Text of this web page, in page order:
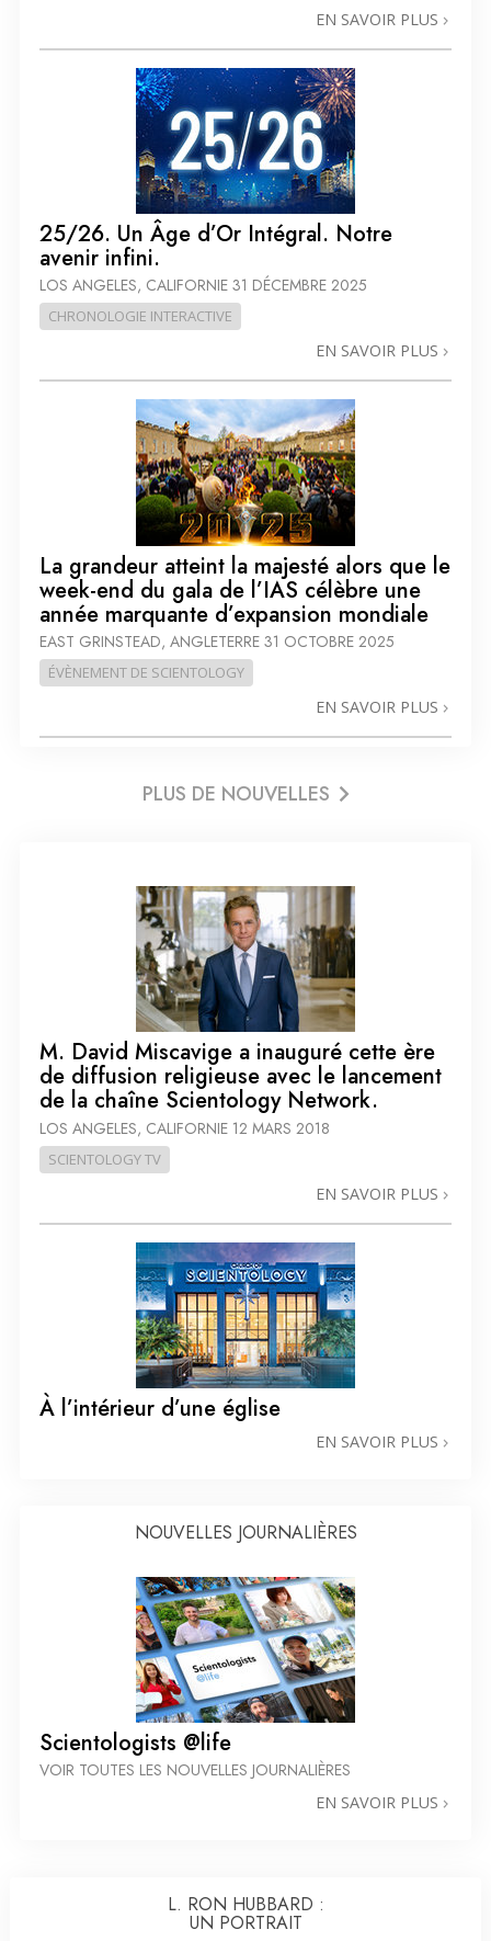
EN SAVOIR PLUS
25/26. Un Âge d’Or Intégral. Notre
avenir infini.
LOS ANGELES, CALIFORNIE 31 DÉCEMBRE 2025
CHRONOLOGIE INTERACTIVE
EN SAVOIR PLUS
La grandeur atteint la majesté alors que le
week-end du gala de l’IAS célèbre une
année marquante d’expansion mondiale
EAST GRINSTEAD, ANGLETERRE 31 OCTOBRE 2025
ÉVÈNEMENT DE SCIENTOLOGY
EN SAVOIR PLUS
PLUS DE NOUVELLES
M. David Miscavige a inauguré cette ère
de diffusion religieuse avec le lancement
de la chaîne Scientology Network.
LOS ANGELES, CALIFORNIE 12 MARS 2018
SCIENTOLOGY TV
EN SAVOIR PLUS
À l’intérieur d’une église
EN SAVOIR PLUS
NOUVELLES JOURNALIÈRES
Scientologists @life
VOIR TOUTES LES NOUVELLES JOURNALIÈRES
EN SAVOIR PLUS
L. RON HUBBARD :
UN PORTRAIT